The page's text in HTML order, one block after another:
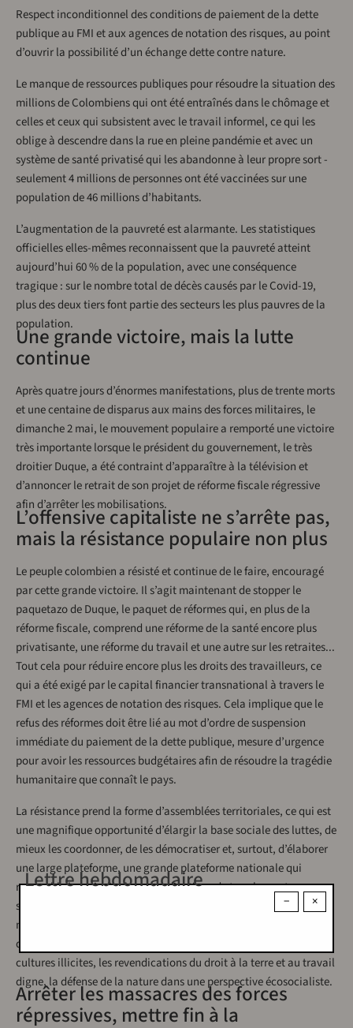
Respect inconditionnel des conditions de paiement de la dette
publique au FMI et aux agences de notation des risques, au point
d’ouvrir la possibilité d’un échange dette contre nature.
Le manque de ressources publiques pour résoudre la situation des
millions de Colombiens qui ont été entraînés dans le chômage et
celles et ceux qui subsistent avec le travail informel, ce qui les
oblige à descendre dans la rue en pleine pandémie et avec un
système de santé privatisé qui les abandonne à leur propre sort -
seulement 4 millions de personnes ont été vaccinées sur une
population de 46 millions d’habitants.
L’augmentation de la pauvreté est alarmante. Les statistiques
officielles elles-mêmes reconnaissent que la pauvreté atteint
aujourd’hui 60 % de la population, avec une conséquence
tragique : sur le nombre total de décès causés par le Covid-19,
plus des deux tiers font partie des secteurs les plus pauvres de la
population.
Une grande victoire, mais la lutte
continue
Après quatre jours d’énormes manifestations, plus de trente morts
et une centaine de disparus aux mains des forces militaires, le
dimanche 2 mai, le mouvement populaire a remporté une victoire
très importante lorsque le président du gouvernement, le très
droitier Duque, a été contraint d’apparaître à la télévision et
d’annoncer le retrait de son projet de réforme fiscale régressive
afin d’arrêter les mobilisations.
L’offensive capitaliste ne s’arrête pas,
mais la résistance populaire non plus
Le peuple colombien a résisté et continue de le faire, encouragé
par cette grande victoire. Il s’agit maintenant de stopper le
paquetazo de Duque, le paquet de réformes qui, en plus de la
réforme fiscale, comprend une réforme de la santé encore plus
privatisante, une réforme du travail et une autre sur les retraites...
Tout cela pour réduire encore plus les droits des travailleurs, ce
qui a été exigé par le capital financier transnational à travers le
FMI et les agences de notation des risques. Cela implique que le
refus des réformes doit être lié au mot d’ordre de suspension
immédiate du paiement de la dette publique, mesure d’urgence
pour avoir les ressources budgétaires afin de résoudre la tragédie
humanitaire que connaît le pays.
La résistance prend la forme d’assemblées territoriales, ce qui est
une magnifique opportunité d’élargir la base sociale des luttes, de
mieux les coordonner, de les démocratiser et, surtout, d’élaborer
une large plateforme, une grande plateforme nationale qui
rassemble les principales revendications de tous les secteurs
sociaux : les luttes des femmes contre le féminicide
malheureusement récurrent dans le pays, le respect des accords
de paix en commençant par la substitution volontaire des
cultures illicites, les revendications du droit à la terre et au travail
digne, la défense de la nature dans une perspective écosocialiste.
Arrêter les massacres des forces
répressives, mettre fin à la
×
−
Lettre hebdomadaire